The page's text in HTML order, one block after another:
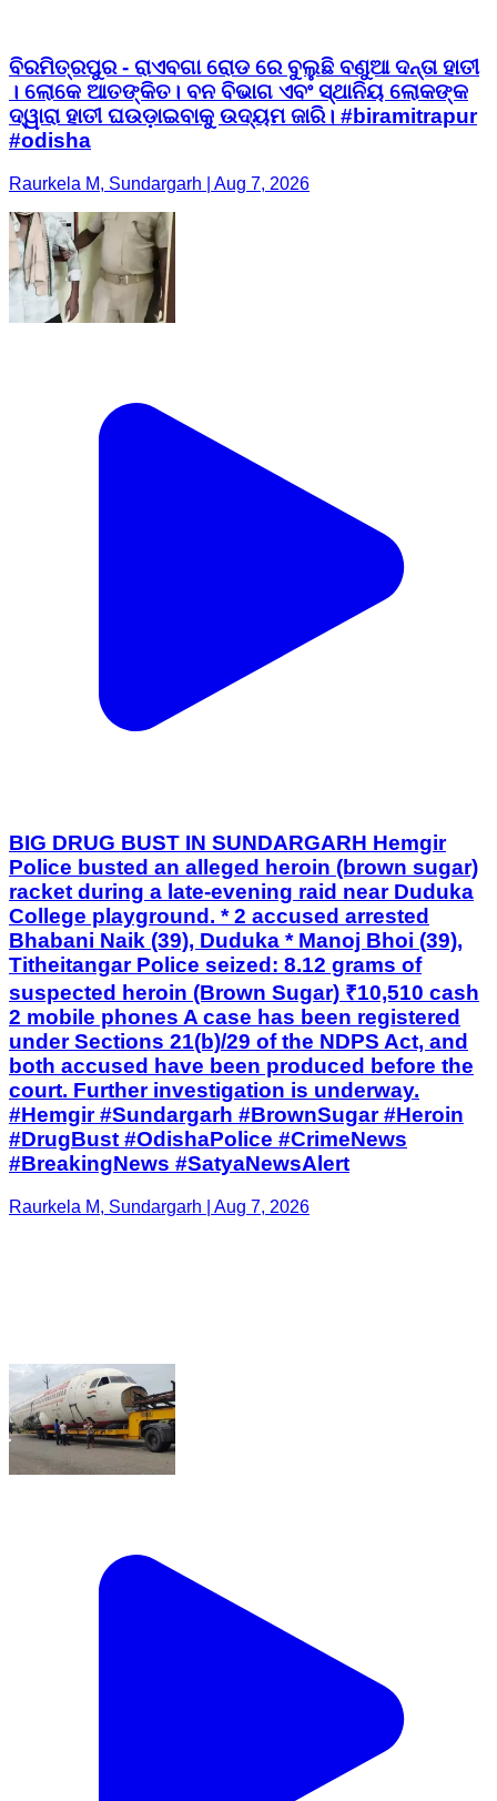
ବିରମିତ୍ରପୁର - ରାଏବଗା ରୋଡ ରେ ବୁଲୁଛି ବଣୁଆ ଦନ୍ତା ହାତୀ
। ଲୋକେ ଆତଙ୍କିତ। ବନ ବିଭାଗ ଏବଂ ସ୍ଥାନିୟ ଲୋକଙ୍କ
ଦ୍ୱାରା ହାତୀ ଘଉଡ଼ାଇବାକୁ ଉଦ୍ୟମ ଜାରି। #biramitrapur
#odisha
Raurkela M, Sundargarh | Aug 7, 2026
BIG DRUG BUST IN SUNDARGARH Hemgir
Police busted an alleged heroin (brown sugar)
racket during a late-evening raid near Duduka
College playground. * 2 accused arrested
Bhabani Naik (39), Duduka * Manoj Bhoi (39),
Titheitangar Police seized: 8.12 grams of
suspected heroin (Brown Sugar) ₹10,510 cash
2 mobile phones A case has been registered
under Sections 21(b)/29 of the NDPS Act, and
both accused have been produced before the
court. Further investigation is underway.
#Hemgir #Sundargarh #BrownSugar #Heroin
#DrugBust #OdishaPolice #CrimeNews
#BreakingNews #SatyaNewsAlert
Raurkela M, Sundargarh | Aug 7, 2026